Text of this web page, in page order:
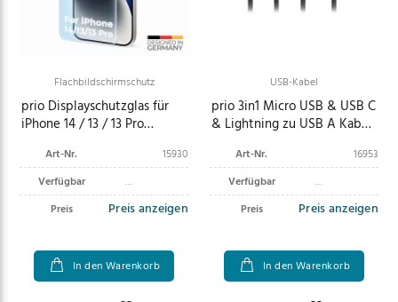
Flachbildschirmschutz
prio Displayschutzglas für
iPhone 14 / 13 / 13 Pro
Art-Nr.
15930
Verfügbar
Preis
Preis anzeigen
In den Warenkorb
USB-Kabel
prio 3in1 Micro USB & USB C
& Lightning zu USB A Kabel
Art-Nr.
16953
Verfügbar
Preis
Preis anzeigen
In den Warenkorb